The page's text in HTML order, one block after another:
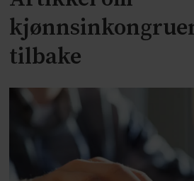
tilbake